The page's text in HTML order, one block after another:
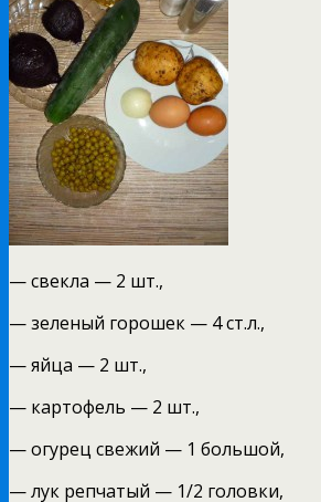
— свекла — 2 шт.,
— зеленый горошек — 4 ст.л.,
— яйца — 2 шт.,
— картофель — 2 шт.,
— огурец свежий — 1 большой,
— лук репчатый — 1/2 головки,